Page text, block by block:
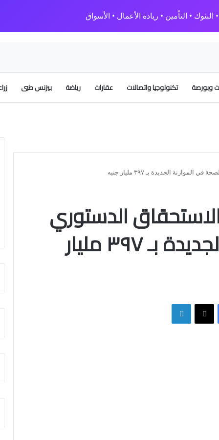
• التأمين • ريادة الأعمال • الأسواق
وبورصة تكنولوجيا واتصالات عقارات رياضة بيزنس طبى
الجديدة بـ ٣٩٧ مليار جنيه
الدستوري
للصحة في الموازنة الجديدة بـ ٣٩٧ مليار
فيسبوك X